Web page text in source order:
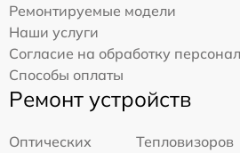
Ремонтируемые модели
Наши услуги
Согласие на обработку
Способы оплаты
Ремонт устройств
Оптических
Тепловизоров